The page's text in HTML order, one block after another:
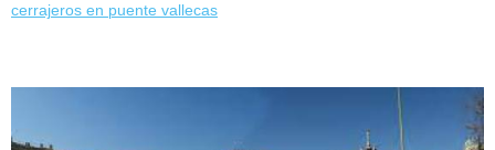
cerrajeros en puente vallecas